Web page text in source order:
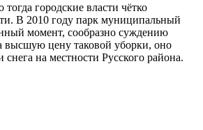
городские власти чётко
В 2010 году парк муниципальный
момент, сообразно суждению
высшую цену таковой уборки, оно
на местности Русского района.